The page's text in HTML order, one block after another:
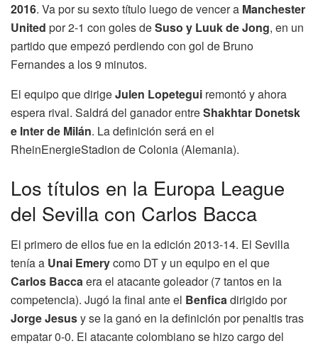
2016. Va por su sexto título luego de vencer a Manchester
United por 2-1 con goles deSuso y Luuk de Jong, en un
partido que empezó perdiendo con gol de Bruno
Fernandes a los 9 minutos.
El equipo que dirigeJulen Lopetegui remontó y ahora
espera rival. Saldrá del ganador entreShakhtar Donetsk
e Inter de Milán. La definición será en el
RheinEnergieStadion de Colonia (Alemania).
Los títulos en la Europa League
del Sevilla con Carlos Bacca
El primero de ellos fue en la edición 2013-14. El Sevilla
tenía a Unai Emerycomo DT y un equipo en el que
Carlos Baccaera el atacante goleador (7 tantos en la
competencia). Jugó la final ante el Benficadirigido por
Jorge Jesusy se la ganó en la definición por penaltis tras
empatar 0-0. El atacante colombiano se hizo cargo del